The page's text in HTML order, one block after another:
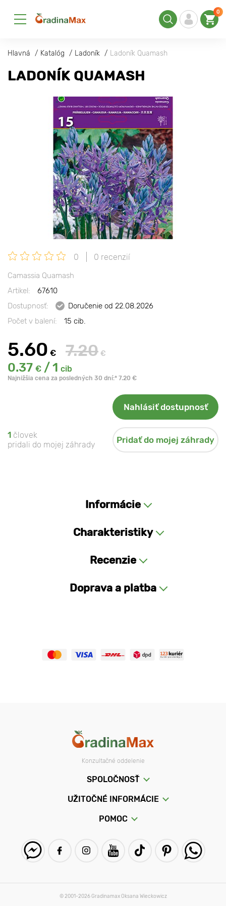
0
Hlavná Katalóg Ladoník Ladoník Quamash
LADONÍK QUAMASH
0 0 recenzií
Camassia Quamash
Artikel:
67610
Dostupnosť:
Doručenie od 22.08.2026
Počet v balení:
15 cib.
5.60 € 7.20 €
0.37 € / 1 cib
Najnižšia cena za posledných 30 dní:* 7.20 €
Nahlásiť dostupnosť
1 človek
pridali do mojej záhrady
Pridať do mojej záhrady
Informácie
Charakteristiky
Recenzie
Doprava a platba
Konzultačné oddelenie
SPOLOČNOSŤ
UŽITOČNÉ INFORMÁCIE
POMOC
© 2001-2026 Gradinamax Oksana Wieckowicz